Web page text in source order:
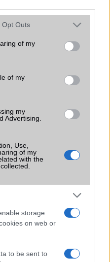
uses one or more Google
behaviour. You may click to
and its third-party tags to
purposes in below Google
Opt Outs
of my
of my
my
Advertising.
Use,
of my
with the
storage
on web or
to be sent to
alkalmazás
törölhető programok
akció, csapjatok le rá!
és ingyen játékok
a Holo!
tölts, amíg lehet!